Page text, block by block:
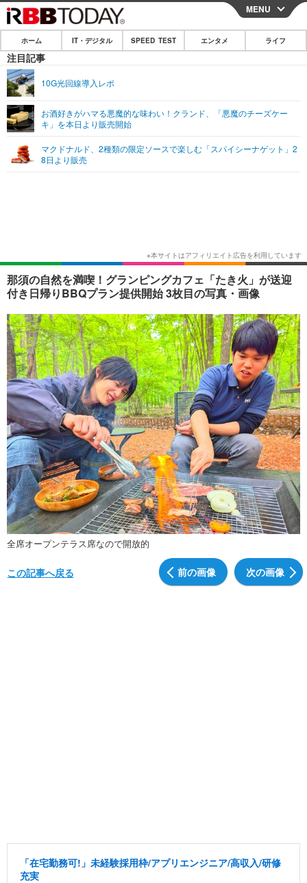
CLOSE
ホーム
IT・デジタル
ネタ
ショッピング その他
SPEED TEST
エンタメ
エンタメTOP
ショッピング その他
ライフ
MENU
ホーム IT・デジタル SPEED TEST エンタメ ライフ
注目記事
10G光回線導入レポ
お酒好きがハマる悪魔的な味わい！クランド、「悪魔のチーズケー
キ」を本日より販売開始
マクドナルド、2種類の限定ソースで楽しむ「スパイシーナゲット」2
8日より販売
那須の自然を満喫！グランピングカフェ「たき火」が送迎
付き日帰りBBQプラン提供開始 3枚目の写真・画像
全席オープンテラス席なので開放的
前の画像 次の画像
この記事へ戻る
「在宅勤務可!」未経験採用枠/アプリエンジニア/高収入/研修
充実